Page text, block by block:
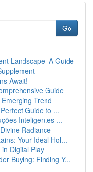
Go
Landscape: A Guide
Await!
Guide
Trend
Guide to ...
Inteligentes ...
Radiance
Your Ideal Hol...
Digital Play
Buying: Finding Y...